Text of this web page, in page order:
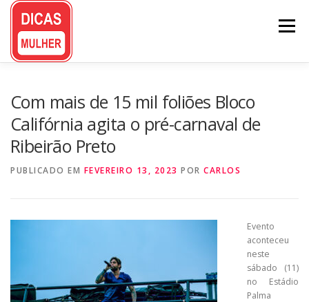
Pular
conteúdo
Menu
Com mais de 15 mil foliões Bloco
Califórnia agita o pré-carnaval de
Ribeirão Preto
PUBLICADO EM FEVEREIRO 13, 2023 POR CARLOS
Evento
aconteceu
neste
sábado (11)
no Estádio
Palma